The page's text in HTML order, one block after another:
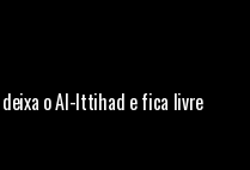
deixa o Al-Ittihad e fica livre